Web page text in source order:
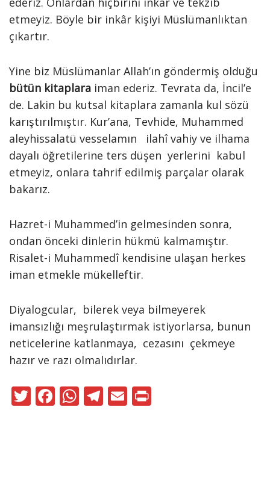
etmeyiz. Böyle bir inkâr kişiyi Müslümanlıktan
çıkartır.
Yine biz Müslümanlar Allah’ın göndermiş olduğu
bütün kitaplara iman ederiz. Tevrata da, İncil’e
de. Lakin bu kutsal kitaplara zamanla kul sözü
karıştırılmıştır. Kur’ana, Tevhide, Muhammed
aleyhissalatü vesselamın ilahî vahiy ve ilhama
dayalı öğretilerine ters düşen yerlerini kabul
etmeyiz, onlara tahrif edilmiş parçalar olarak
bakarız.
Hazret-i Muhammed’in gelmesinden sonra,
ondan önceki dinlerin hükmü kalmamıştır.
Risalet-i Muhammedî kendisine ulaşan herkes
iman etmekle mükelleftir.
Diyalogcular, bilerek veya bilmeyerek
imansızlığı meşrulaştırmak istiyorlarsa, bunun
neticelerine katlanmaya, cezasını çekmeye
hazır ve razı olmalıdırlar.
T F W T E